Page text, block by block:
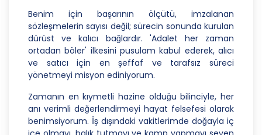
kişisel veriler işlenmeden önce veri sahiplerinin
bilgisine sunmakla yükümlüdür. Kişisel veriler
belirtilen meşru ve hukuka uygun amaçlar
dışında işlenmeyecektir..
4. İşlendikleri Amaçla Bağlantılı, Sınırlı ve Ölçülü
CB Gayrimenkul Franchising Pazarlama ve
Danışmanlık Hizmetleri A.Ş.; kişisel verileri
belirlenen amaçların gerçekleştirilmesine elverişli
Benim için başarının ölçütü, imzalanan
sözleşmelerin sayısı değil; sürecin sonunda kurulan
dürüst ve kalıcı bağlardır. 'Adalet her zaman
ortadan böler' ilkesini pusulam kabul ederek, alıcı
ve satıcı için en şeffaf ve tarafsız süreci
yönetmeyi misyon ediniyorum.
Zamanın en kıymetli hazine olduğu bilinciyle, her
anı verimli değerlendirmeyi hayat felsefesi olarak
benimsiyorum. İş dışındaki vakitlerimde doğayla iç